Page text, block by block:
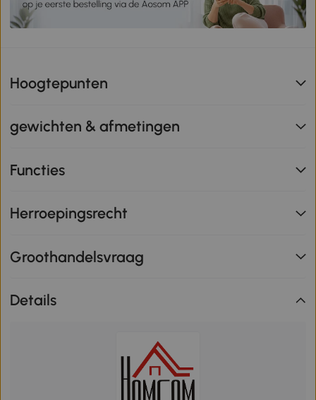
Hoogtepunten
gewichten & afmetingen
Functies
Herroepingsrecht
Groothandelsvraag
Details